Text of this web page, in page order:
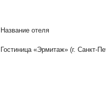
Название отеля
Гостиница «Эрмитаж» (г. Санкт-